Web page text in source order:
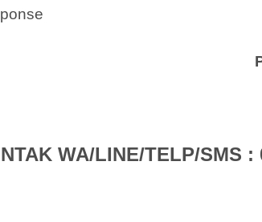
WA/LINE/TELP/SMS :